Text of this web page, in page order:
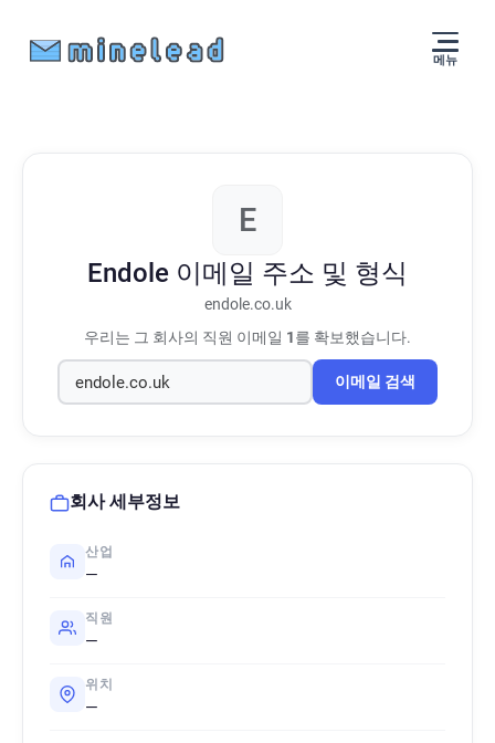
메뉴
E
Endole 이메일 주소 및 형식
endole.co.uk
우리는 그 회사의 직원 이메일 1를 확보했습니다.
이메일 검색
회사 세부정보
산업
—
직원
—
위치
—